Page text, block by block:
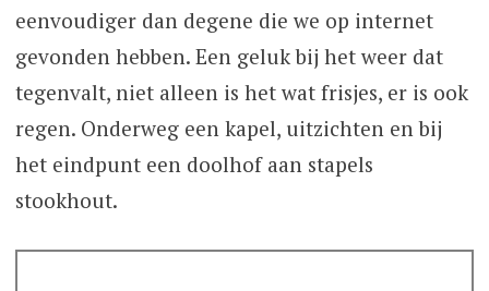
eenvoudiger dan degene die we op internet
gevonden hebben. Een geluk bij het weer dat
tegenvalt, niet alleen is het wat frisjes, er is ook
regen. Onderweg een kapel, uitzichten en bij
het eindpunt een doolhof aan stapels
stookhout.